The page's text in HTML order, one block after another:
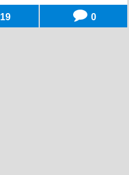
19 0